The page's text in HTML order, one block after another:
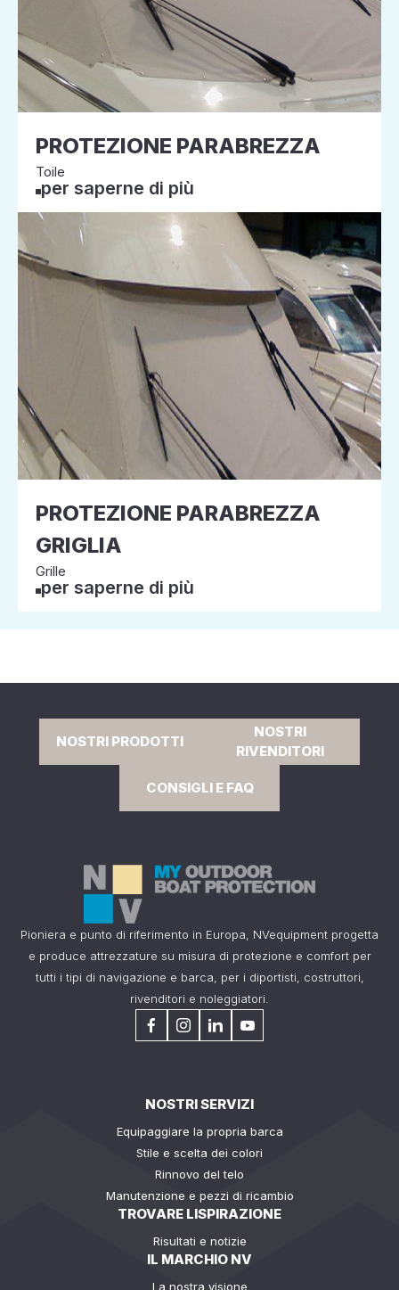
PROTEZIONE PARABREZZA
Toile
per saperne di più
PROTEZIONE PARABREZZA
GRIGLIA
Grille
per saperne di più
NOSTRI PRODOTTI
NOSTRI
RIVENDITORI
CONSIGLI E FAQ
Pioniera e punto di riferimento in Europa, NVequipment progetta
e produce attrezzature su misura di protezione e comfort per
tutti i tipi di navigazione e barca, per i diportisti, costruttori,
rivenditori e noleggiatori.
NOSTRI SERVIZI
Equipaggiare la propria barca
Stile e scelta dei colori
Rinnovo del telo
Manutenzione e pezzi di ricambio
TROVARE LISPIRAZIONE
Risultati e notizie
IL MARCHIO NV
La nostra visione